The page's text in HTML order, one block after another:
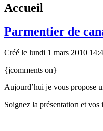
Accueil
Parmentier de
Créé le lundi 1 mars 2010
{jcomments on}
Aujourd’hui je vous propose
Soignez la présentation et